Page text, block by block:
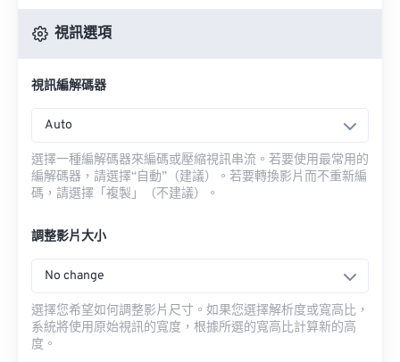
視訊選項
視訊編解碼器
Auto
選擇一種編解碼器來編碼或壓縮視訊串流。若要使用最常用的
編解碼器，請選擇“自動”（建議）。若要轉換影片而不重新編
碼，請選擇「複製」（不建議）。
調整影片大小
No change
選擇您希望如何調整影片尺寸。如果您選擇解析度或寬高比，
系統將使用原始視訊的寬度，根據所選的寬高比計算新的高
度。